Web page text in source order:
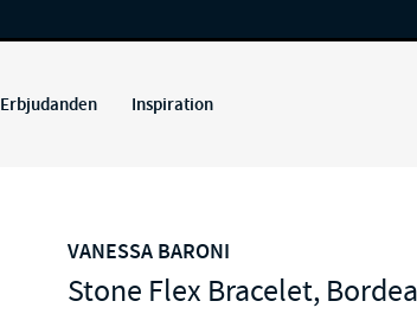
Erbjudanden Inspiration
VANESSA BARONI
Stone Flex Bracelet,